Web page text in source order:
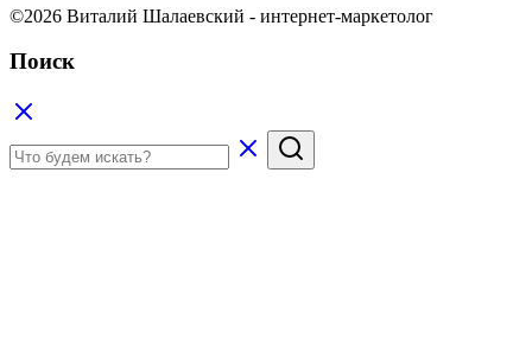
©2026 Виталий Шалаевский - интернет-маркетолог
Поиск